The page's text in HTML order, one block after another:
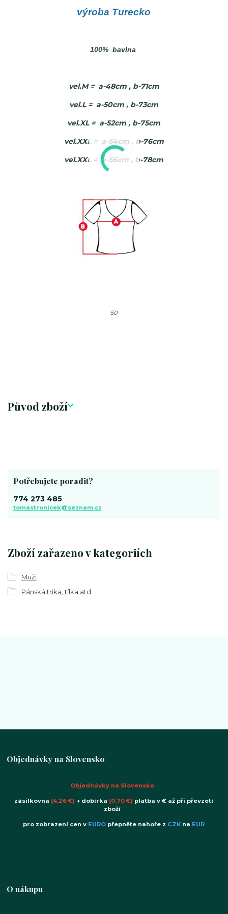
výroba Turecko
100% bavlna
vel.M = a-48cm , b-71cm
vel.L = a-50cm , b-73cm
vel.XL = a-52cm , b-75cm
vel.XXL = a-54cm , b-76cm
vel.XXL = a-56cm , b-78cm
50
Původ zboží
Zboží zařazeno v kategoriích
Muži
Pánská trika, tílka atd
Potřebujete poradit?
774 273 485
tomastronicek@seznam.cz
Objednávky na Slovensko
Objednávky na Slovensko
zásilkovna (4,26 €) + dobírka (0,70 €) platba v € až při převzetí
zboží
pro zobrazení cen v EURO přepněte nahoře z CZKna EUR
O nákupu